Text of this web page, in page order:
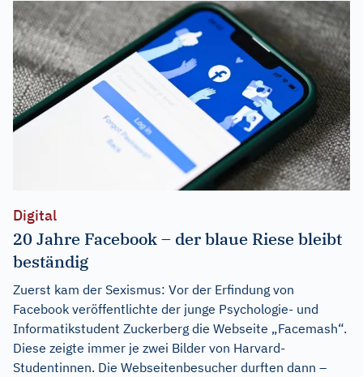
Digital
20 Jahre Facebook – der blaue Riese bleibt
beständig
Zuerst kam der Sexismus: Vor der Erfindung von
Facebook veröffentlichte der junge Psychologie- und
Informatikstudent Zuckerberg die Webseite „Facemash“.
Diese zeigte immer je zwei Bilder von Harvard-
Studentinnen. Die Webseitenbesucher durften dann –